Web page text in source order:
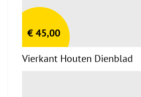
€45,00
Vierkant Houten Dienblad